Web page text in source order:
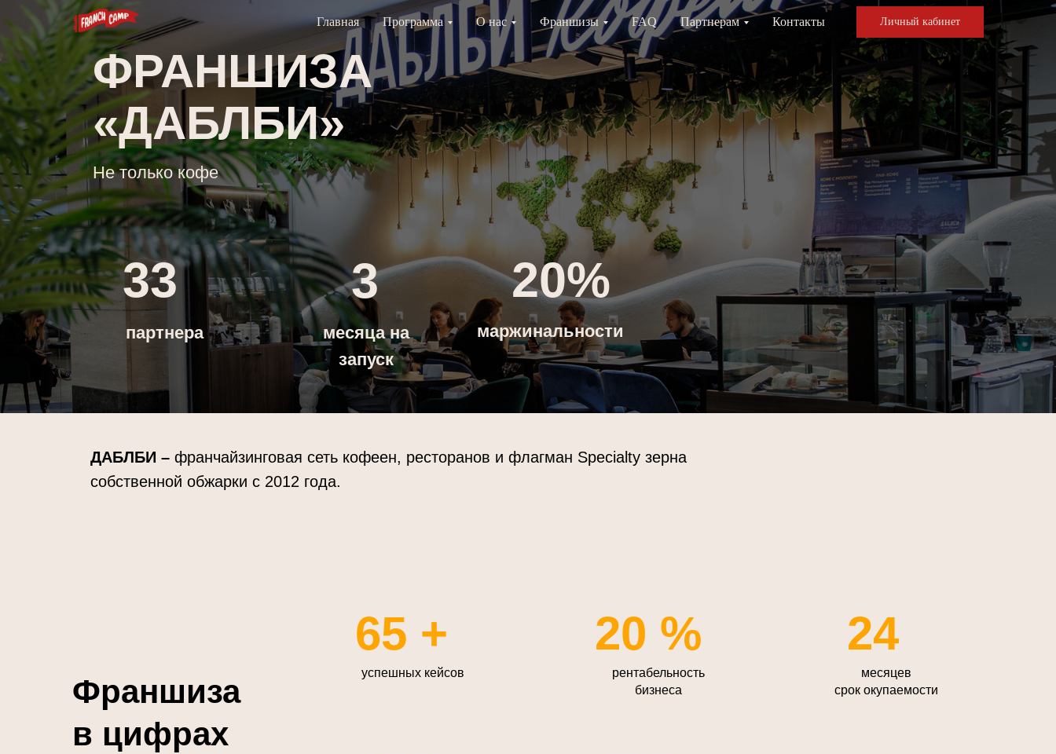
Главная Программа О нас Франшизы FAQ Партнерам Контакты Личный кабинет
ФРАНШИЗА
«ДАБЛБИ»
Не только кофе
33 3 20%
партнера
месяца на
запуск
маржинальности
ДАБЛБИ – франчайзинговая сеть кофеен, ресторанов и флагман Specialty зерна
собственной обжарки с 2012 года.
65 +
успешных кейсов
20 %
рентабельность
бизнеса
24
месяцев
срок окупаемости
Франшиза
в цифрах